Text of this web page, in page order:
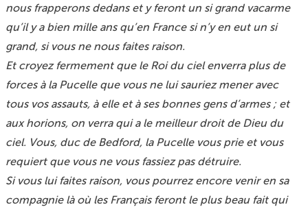
nous frapperons dedans et y feront un si grand vacarme
qu’il y a bien mille ans qu’en France si n’y en eut un si
grand, si vous ne nous faites raison.
Et croyez fermement que le Roi du ciel enverra plus de
forces à la Pucelle que vous ne lui sauriez mener avec
tous vos assauts, à elle et à ses bonnes gens d’armes ; et
aux horions, on verra qui a le meilleur droit de Dieu du
ciel. Vous, duc de Bedford, la Pucelle vous prie et vous
requiert que vous ne vous fassiez pas détruire.
Si vous lui faites raison, vous pourrez encore venir en sa
compagnie là où les Français feront le plus beau fait qui